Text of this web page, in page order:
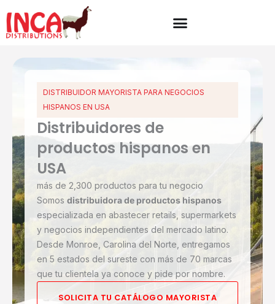
al
contenido
DISTRIBUIDOR MAYORISTA PARA NEGOCIOS
HISPANOS EN USA
Distribuidores de
productos hispanos en
USA
más de 2,300 productos para tu negocio
Somos distribuidora de productos hispanos
especializada en abastecer retails, supermarkets
y negocios independientes del mercado latino.
Desde Monroe, Carolina del Norte, entregamos
en 5 estados del sureste con más de 70 marcas
que tu clientela ya conoce y pide por nombre.
SOLICITA TU CATÁLOGO MAYORISTA